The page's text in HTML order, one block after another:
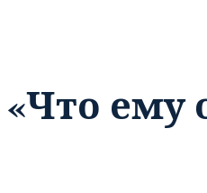
«Что ему